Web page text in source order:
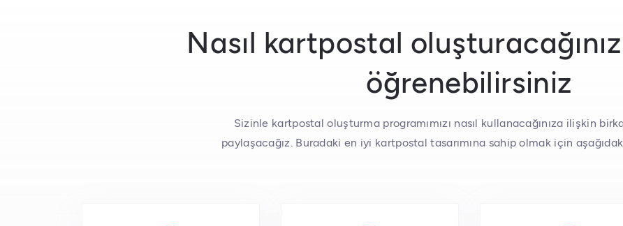
Nasıl kartpostal
öğrenebilirsiniz
Sizinle kartpostal oluşturma programımızı nasıl kullanacağınıza ilişkin
paylaşacağız. Buradaki en iyi kartpostal tasarımına sahip olmak için